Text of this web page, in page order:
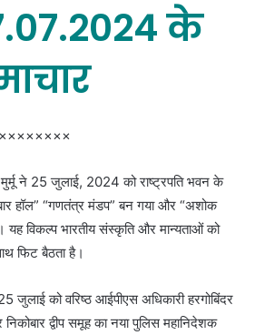
के
मुर्मू ने 25 जुलाई, 2024 को राष्ट्रपति भवन के
हॉल” “गणतंत्र मंडप” बन गया और “अशोक
विकल्प भारतीय संस्कृति और मान्यताओं को
फिट बैठता है।
को वरिष्ठ आईपीएस अधिकारी हरगोबिंदर
द्वीप समूह का नया पुलिस महानिदेशक